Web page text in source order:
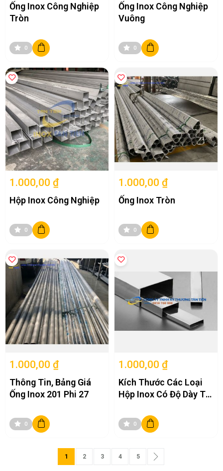
Ống Inox Công Nghiệp
Tròn
0
Ống Inox Công Nghiệp
Vuông
0
1.000,00 ₫
Hộp Inox Công Nghiệp
0
1.000,00 ₫
Ống Inox Tròn
0
1.000,00 ₫
Thông Tin, Bảng Giá
Ống Inox 201 Phi 27
0
1.000,00 ₫
Kích Thước Các Loại
Hộp Inox Có Độ Dày Từ
0
Bạn đang đọc trang
1 Trang
2 Trang
3 Trang
4 Trang
5